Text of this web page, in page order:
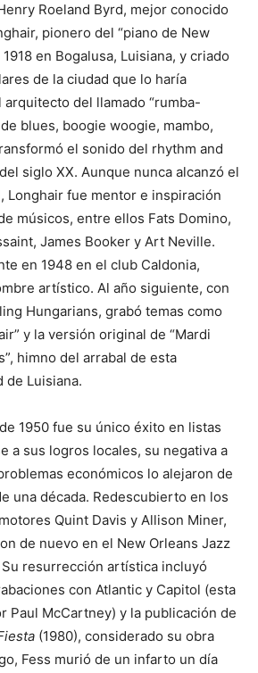
Roeland Byrd, mejor conocido
pionero del “piano de New
en Bogalusa, Luisiana, y criado
de la ciudad que lo haría
arquitecto del llamado “rumba-
blues, boogie woogie, mambo,
el sonido del rhythm and
siglo XX. Aunque nunca alcanzó el
Longhair fue mentor e inspiración
músicos, entre ellos Fats Domino,
James Booker y Art Neville.
en 1948 en el club Caldonia,
artístico. Al año siguiente, con
Hungarians, grabó temas como
y la versión original de “Mardi
himno del arrabal de esta
de Luisiana.
1950 fue su único éxito en listas
a sus logros locales, su negativa a
económicos lo alejaron de
una década. Redescubierto en los
Quint Davis y Allison Miner,
de nuevo en el New Orleans Jazz
resurrección artística incluyó
con Atlantic y Capitol (esta
Paul McCartney) y la publicación de
(1980), considerado su obra
Fess murió de un infarto un día